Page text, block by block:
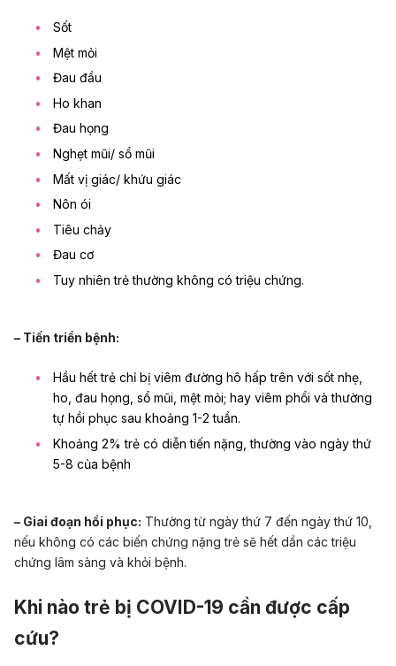
Sốt
Mệt mỏi
Đau đầu
Ho khan
Đau họng
Nghẹt mũi/ sổ mũi
Mất vị giác/ khứu giác
Nôn ói
Tiêu chảy
Đau cơ
Tuy nhiên trẻ thường không có triệu chứng.
– Tiến triển bệnh:
Hầu hết trẻ chỉ bị viêm đường hô hấp trên với sốt nhẹ,
ho, đau họng, sổ mũi, mệt mỏi; hay viêm phổi và thường
tự hồi phục sau khoảng 1-2 tuần.
Khoảng 2% trẻ có diễn tiến nặng, thường vào ngày thứ
5-8 của bệnh
– Giai đoạn hồi phục: Thường từ ngày thứ 7 đến ngày thứ 10,
nếu không có các biến chứng nặng trẻ sẽ hết dần các triệu
chứng lâm sàng và khỏi bệnh.
Khi nào trẻ bị COVID-19 cần được cấp
cứu?